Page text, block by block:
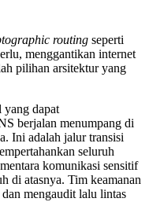
routing seperti
menggantikan internet
pilihan arsitektur yang
yang dapat
berjalan menumpang di
Ini adalah jalur transisi
seluruh
komunikasi sensitif
di atasnya. Tim keamanan
mengaudit lalu lintas